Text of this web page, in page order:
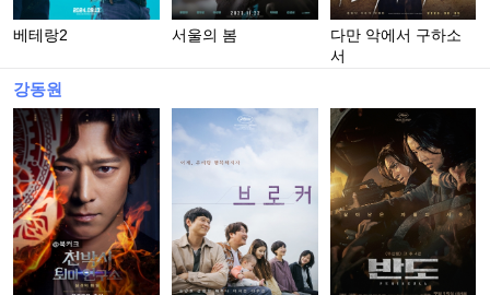
베테랑2 서울의 봄
다만 악에서 구하소
서
강동원